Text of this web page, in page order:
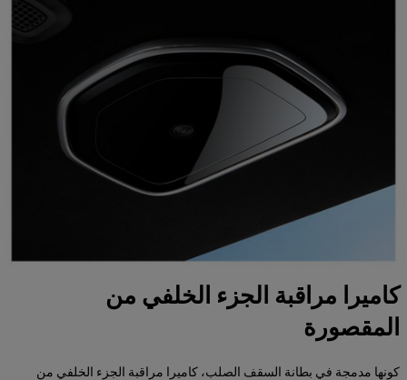
كاميرا مراقبة الجزء الخلفي من
المقصورة
كونها مدمجة في بطانة السقف الصلب، كاميرا مراقبة الجزء الخلفي من